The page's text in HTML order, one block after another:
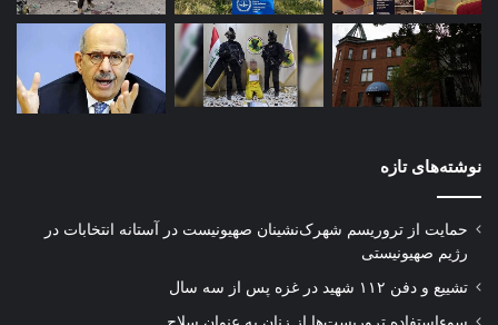
نوشته‌های تازه
حمایت از تروریسم شهرک‌نشینان صهیونیست در آستانه انتخابات در
رژیم صهیونیستی
تشییع و دفن ۱۱۲ شهید در غزه پس از سه سال